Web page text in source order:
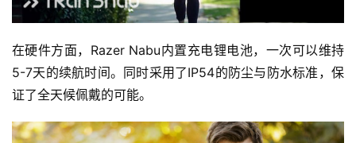
在硬件方面，Razer Nabu内置充电锂电池，一次可以维持
5-7天的续航时间。同时采用了IP54的防尘与防水标准，保
证了全天候佩戴的可能。